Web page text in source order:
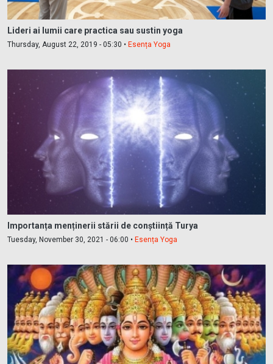
Lideri ai lumii care practica sau sustin yoga
Thursday, August 22, 2019 - 05:30 • Esența Yoga
Importanța menținerii stării de conștiință Turya
Tuesday, November 30, 2021 - 06:00 • Esența Yoga